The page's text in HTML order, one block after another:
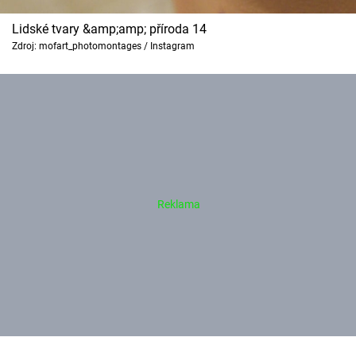
Lidské tvary &amp;amp; příroda 14
Zdroj: mofart_photomontages / Instagram